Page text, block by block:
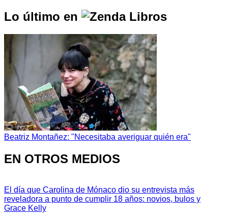
Lo último en
Beatriz Montañez: "Necesitaba averiguar quién era"
EN OTROS MEDIOS
El día que Carolina de Mónaco dio su entrevista más
reveladora a punto de cumplir 18 años: novios, bulos y
Grace Kelly